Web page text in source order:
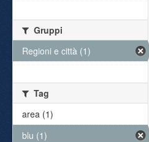
Gruppi
Regioni e città (1)
Tag
area (1)
blu (1)